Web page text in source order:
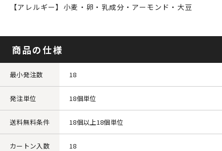
【アレルギー】小麦・卵・乳成分・アーモンド・大豆
商品の仕様
最小発注数 18
発注単位 18個単位
送料無料条件 18個以上18個単位
カートン入数 18